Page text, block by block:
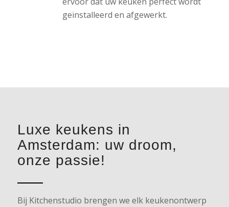
geïnstalleerd en afgewerkt.
Luxe keukens in
Amsterdam: uw droom,
onze passie!
Bij Kitchenstudio brengen we elk keukenontwerp